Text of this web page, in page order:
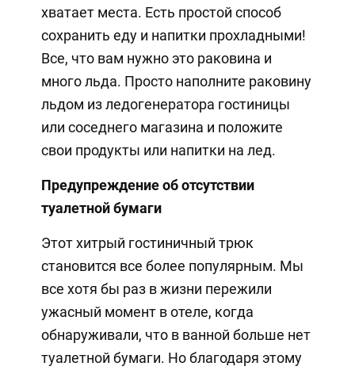
хватает места. Есть простой способ
сохранить еду и напитки прохладными!
Все, что вам нужно это раковина и
много льда. Просто наполните раковину
льдом из ледогенератора гостиницы
или соседнего магазина и положите
свои продукты или напитки на лед.
Предупреждение об отсутствии
туалетной бумаги
Этот хитрый гостиничный трюк
становится все более популярным. Мы
все хотя бы раз в жизни пережили
ужасный момент в отеле, когда
обнаруживали, что в ванной больше нет
туалетной бумаги. Но благодаря этому